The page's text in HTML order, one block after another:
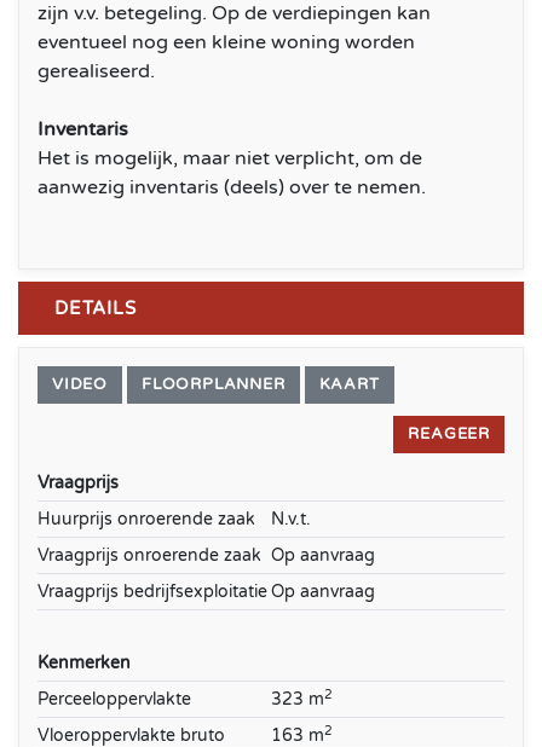
zijn v.v. betegeling. Op de verdiepingen kan
eventueel nog een kleine woning worden
gerealiseerd.
Inventaris
Het is mogelijk, maar niet verplicht, om de
aanwezig inventaris (deels) over te nemen.
DETAILS
VIDEO FLOORPLANNER KAART
REAGEER
Vraagprijs
Huurprijs onroerende zaak
N.v.t.
Vraagprijs onroerende zaak Op aanvraag
Vraagprijs bedrijfsexploitatieOp aanvraag
Kenmerken
Perceeloppervlakte
323 m2
Vloeroppervlakte bruto 163 m2